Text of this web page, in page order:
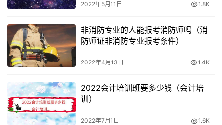
2022年5月11日 1.8K
非消防专业的人能报考消防师吗（消
防师证非消防专业报考条件）
2022年4月13日 1.4K
2022会计培训班要多少钱（会计培
训）
2022年7月1日 1.6K